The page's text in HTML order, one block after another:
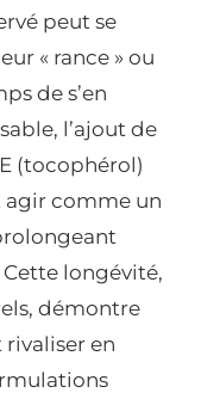
peut se
« rance » ou
de s’en
l’ajout de
(tocophérol)
agir comme un
longévité,
démontre
en